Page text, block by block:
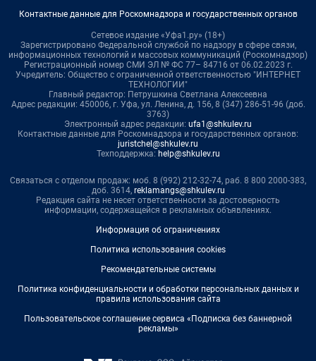
Контактные данные для Роскомнадзора и государственных органов
Сетевое издание «Уфа1.ру» (18+)
Зарегистрировано Федеральной службой по надзору в сфере связи,
информационных технологий и массовых коммуникаций (Роскомнадзор)
Регистрационный номер СМИ ЭЛ № ФС 77– 84716 от 06.02.2023 г.
Учредитель: Общество с ограниченной ответственностью "ИНТЕРНЕТ
ТЕХНОЛОГИИ"
Главный редактор: Петрушкина Светлана Алексеевна
Адрес редакции: 450006, г. Уфа, ул. Ленина, д. 156, 8 (347) 286-51-96 (доб.
3763)
Электронный адрес редакции: ufa1@shkulev.ru
Контактные данные для Роскомнадзора и государственных органов:
juristchel@shkulev.ru
Техподдержка: help@shkulev.ru
Связаться с отделом продаж: моб. 8 (992) 212-32-74, раб. 8 800 2000-383,
доб. 3614, reklamangs@shkulev.ru
Редакция сайта не несет ответственности за достоверность
информации, содержащейся в рекламных объявлениях.
Информация об ограничениях
Политика использования cookies
Рекомендательные системы
Политика конфиденциальности и обработки персональных данных и
правила использования сайта
Пользовательское соглашение сервиса «Подписка без баннерной
рекламы»